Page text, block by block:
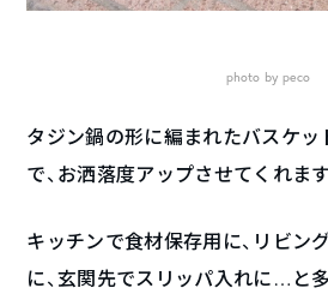
photo by peco
タジン鍋の形に編まれたバスケッ
で、お洒落度アップさせてくれます
キッチンで食材保存用に、リビン
に、玄関先でスリッパ入れに…と